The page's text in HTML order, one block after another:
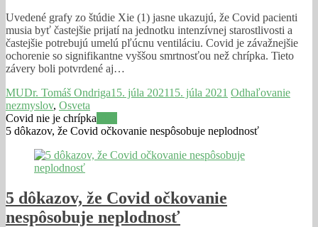
Uvedené grafy zo štúdie Xie (1) jasne ukazujú, že Covid pacienti
musia byť častejšie prijatí na jednotku intenzívnej starostlivosti a
častejšie potrebujú umelú pľúcnu ventiláciu. Covid je závažnejšie
ochorenie so signifikantne vyššou smrtnosťou než chrípka. Tieto
závery boli potvrdené aj…
MUDr. Tomáš Ondriga15. júla 202115. júla 2021 Odhaľovanie
nezmyslov, Osveta
Covid nie je chrípka
5 dôkazov, že Covid očkovanie nespôsobuje neplodnosť
5 dôkazov, že Covid očkovanie
nespôsobuje neplodnosť